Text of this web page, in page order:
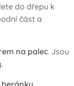
do dřepu k
část a
na palec. Jsou